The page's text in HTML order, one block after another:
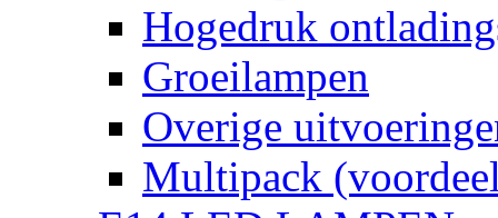
Hogedruk
Groeilampen
Overige
Multipack